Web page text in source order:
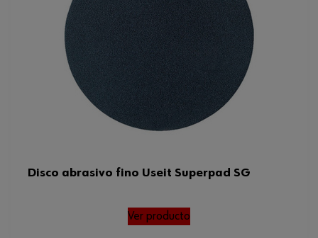
Disco abrasivo fino Useit Superpad SG
Ver producto